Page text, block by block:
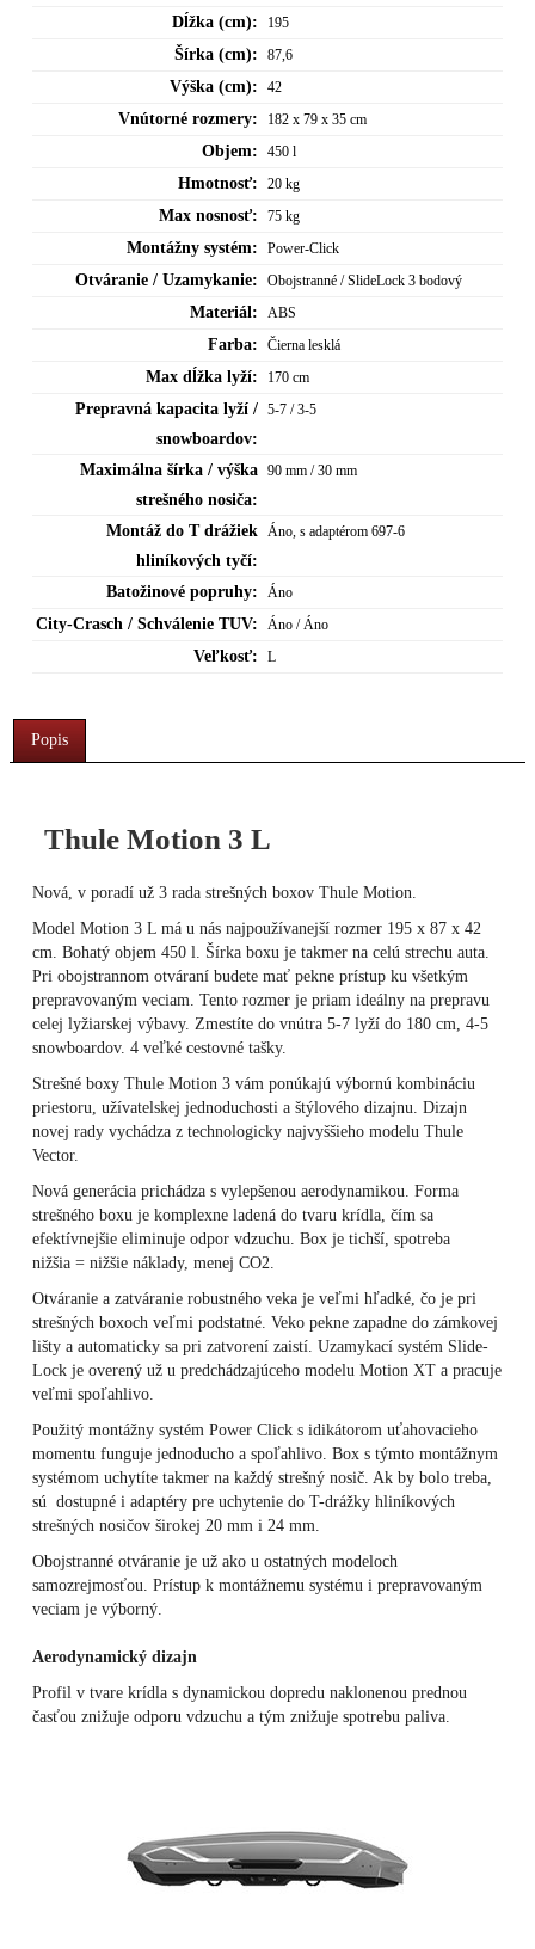
Dĺžka (cm): 195
Šírka (cm): 87,6
Výška (cm): 42
Vnútorné rozmery: 182 x 79 x 35 cm
Objem: 450 l
Hmotnosť: 20 kg
Max nosnosť: 75 kg
Montážny systém: Power-Click
Otváranie / Uzamykanie: Obojstranné / SlideLock 3 bodový
Materiál: ABS
Farba: Čierna lesklá
Max dĺžka lyží: 170 cm
Prepravná kapacita lyží /
snowboardov:
5-7 / 3-5
Maximálna šírka / výška
strešného nosiča:
90 mm / 30 mm
Montáž do T drážiek
hliníkových tyčí:
Áno, s adaptérom 697-6
Batožinové popruhy: Áno
City-Crasch / Schválenie TUV: Áno / Áno
Veľkosť: L
Popis
Thule Motion 3 L
Nová, v poradí už 3 rada strešných boxov Thule Motion.
Model Motion 3 L má u nás najpoužívanejší rozmer 195 x 87 x 42
cm. Bohatý objem 450 l. Šírka boxu je takmer na celú strechu auta.
Pri obojstrannom otváraní budete mať pekne prístup ku všetkým
prepravovaným veciam. Tento rozmer je priam ideálny na prepravu
celej lyžiarskej výbavy. Zmestíte do vnútra 5-7 lyží do 180 cm, 4-5
snowboardov. 4 veľké cestovné tašky.
Strešné boxy Thule Motion 3 vám ponúkajú výbornú kombináciu
priestoru, užívatelskej jednoduchosti a štýlového dizajnu. Dizajn
novej rady vychádza z technologicky najvyššieho modelu Thule
Vector.
Nová generácia prichádza s vylepšenou aerodynamikou. Forma
strešného boxu je komplexne ladená do tvaru krídla, čím sa
efektívnejšie eliminuje odpor vdzuchu. Box je tichší, spotreba
nižšia = nižšie náklady, menej CO2.
Otváranie a zatváranie robustného veka je veľmi hľadké, čo je pri
strešných boxoch veľmi podstatné. Veko pekne zapadne do zámkovej
lišty a automaticky sa pri zatvorení zaistí. Uzamykací systém Slide-
Lock je overený už u predchádzajúceho modelu Motion XT a pracuje
veľmi spoľahlivo.
Použitý montážny systém Power Click s idikátorom uťahovacieho
momentu funguje jednoducho a spoľahlivo. Box s týmto montážnym
systémom uchytíte takmer na každý strešný nosič. Ak by bolo treba,
sú dostupné i adaptéry pre uchytenie do T-drážky hliníkových
strešných nosičov širokej 20 mm i 24 mm.
Obojstranné otváranie je už ako u ostatných modeloch
samozrejmosťou. Prístup k montážnemu systému i prepravovaným
veciam je výborný.
Aerodynamický dizajn
Profil v tvare krídla s dynamickou dopredu naklonenou prednou
časťou znižuje odporu vdzuchu a tým znižuje spotrebu paliva.